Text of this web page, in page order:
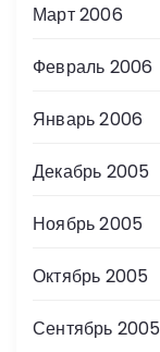
Март 2006
Февраль 2006
Январь 2006
Декабрь 2005
Ноябрь 2005
Октябрь 2005
Сентябрь 2005